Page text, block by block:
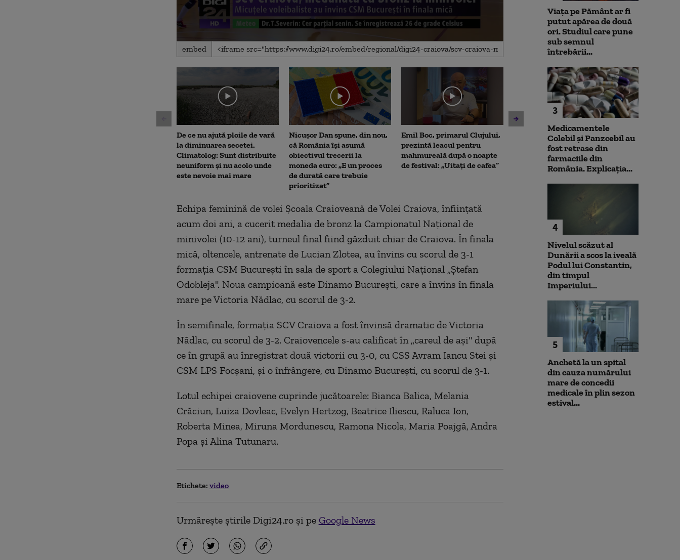
0
seconds
2
3
seconds
Volume
90%
embed
De ce nu ajută ploile de vară
la diminuarea secetei.
Climatolog: Sunt distribuite
neuniform și nu acolo unde
este nevoie mai mare
Nicușor Dan spune, din nou,
că România își asumă
obiectivul trecerii la
moneda euro: „E un proces
de durată care trebuie
prioritizat”
Emil Boc, primarul Clujului,
prezintă leacul pentru
mahmureală după o noapte
de festival: „Uitați de cafea”
Nuclearelectrica: „Mai
putem câștiga două-trei
zile”. Ce se va întâmpla cu
reactorul 2 de la Cernavodă
Echipa feminină de volei Școala Craioveană de Volei Craiova, înființată
acum doi ani, a cucerit medalia de bronz la Campionatul Național de
minivolei (10-12 ani), turneul final fiind găzduit chiar de Craiova. În finala
mică, oltencele, antrenate de Lucian Zlotea, au învins cu scorul de 3-1
formația CSM București în sala de sport a Colegiului Național „Ștefan
Odobleja". Noua campioană este Dinamo București, care a învins în finala
mare pe Victoria Nădlac, cu scorul de 3-2.
În semifinale, formația SCV Craiova a fost învinsă dramatic de Victoria
Nădlac, cu scorul de 3-2. Craiovencele s-au calificat în „careul de ași" după
ce în grupă au înregistrat două victorii cu 3-0, cu CSS Avram Iancu Stei și
CSM LPS Focșani, și o înfrângere, cu Dinamo București, cu scorul de 3-1.
Lotul echipei craiovene cuprinde jucătoarele: Bianca Balica, Melania
Crăciun, Luiza Dovleac, Evelyn Hertzog, Beatrice Iliescu, Raluca Ion,
Roberta Minea, Miruna Mordunescu, Ramona Nicola, Maria Poajgă, Andra
Popa și Alina Tutunaru.
Etichete: video
Urmărește știrile Digi24.ro și pe Google News
Viața pe Pământ ar fi
putut apărea de două
ori. Studiul care pune
sub semnul
întrebării...
3
Medicamentele
Colebil și Panzcebil au
fost retrase din
farmaciile din
România. Explicația...
4
Nivelul scăzut al
Dunării a scos la iveală
Podul lui Constantin,
din timpul
Imperiului...
5
Anchetă la un spital
din cauza numărului
mare de concedii
medicale în plin sezon
estival...